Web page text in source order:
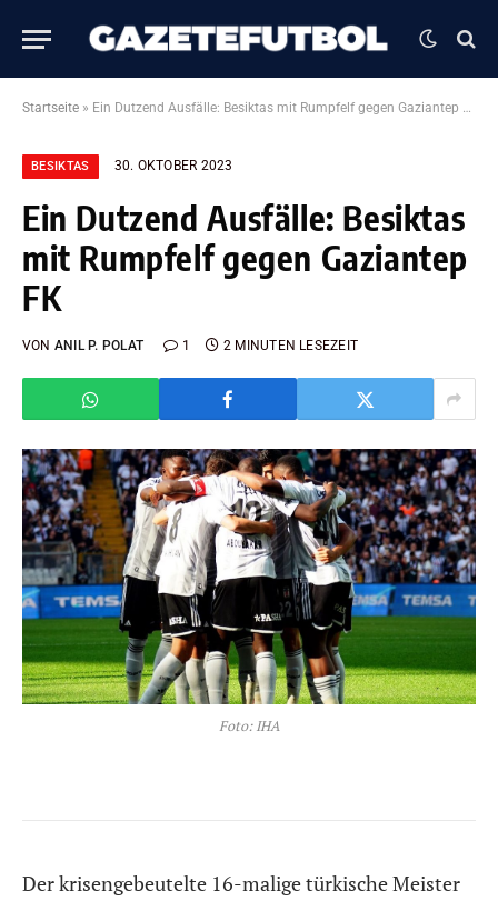
Startseite » Ein Dutzend Ausfälle: Besiktas mit Rumpfelf gegen Gaziantep FK
BESIKTAS 30. OKTOBER 2023
Ein Dutzend Ausfälle: Besiktas
mit Rumpfelf gegen Gaziantep
FK
VON ANIL P. POLAT 1 2 MINUTEN LESEZEIT
Foto: IHA
Der krisengebeutelte 16-malige türkische Meister